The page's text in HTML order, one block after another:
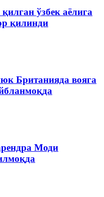
ўзбек аёлига
қилинди
Британияда вояга
Моди